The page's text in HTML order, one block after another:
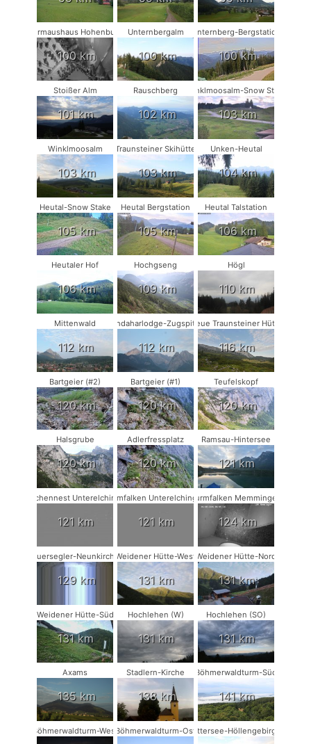
Fledermaushaus Hohenburg #2
100 km
Unternbergalm
100 km
Unternberg-Bergstation
100 km
Stoißer Alm
101 km
Rauschberg
102 km
Winklmoosalm-Snow Stake
103 km
Winklmoosalm
103 km
Traunsteiner Skihütte
103 km
Unken-Heutal
104 km
Heutal-Snow Stake
105 km
Heutal Bergstation
105 km
Heutal Talstation
106 km
Heutaler Hof
106 km
Hochgseng
109 km
Högl
110 km
Mittenwald
112 km
Kandaharlodge-Zugspitze
112 km
Neue Traunsteiner Hütte
116 km
Bartgeier (#2)
120 km
Bartgeier (#1)
120 km
Teufelskopf
120 km
Halsgrube
120 km
Adlerfressplatz
120 km
Ramsau-Hintersee
121 km
Storchennest Unterelchingen
121 km
Turmfalken Unterelchingen
121 km
Turmfalken Memmingen
124 km
Mauersegler-Neunkirchen
129 km
Weidener Hütte-West
131 km
Weidener Hütte-Nord
131 km
Weidener Hütte-Süd
131 km
Hochlehen (W)
131 km
Hochlehen (SO)
131 km
Axams
135 km
Stadlern-Kirche
138 km
Böhmerwaldturm-Süd
141 km
Böhmerwaldturm-WestBöhmerwaldturm-OstAttersee-Höllengebirge